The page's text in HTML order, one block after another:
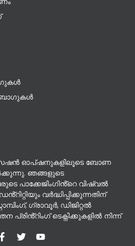
ഓപ്ഷനുകളിലൂടെ ബോണ
ഞങ്ങളുടെ
പാക്കേജിംഗിൻ്റെ വിഷ്വൽ
വർദ്ധിപ്പിക്കുന്നതിന്
ഗ്രാവൂർ, ഡിജിറ്റൽ
പ്രിൻ്റിംഗ് ടെക്നിക്കുകളിൽ നിന്ന്
ബാഗുകൾ